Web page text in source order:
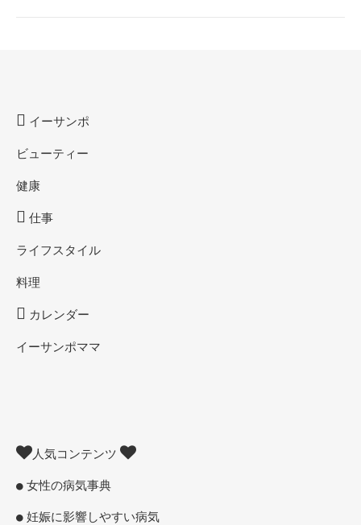
イーサンポ
ビューティー
健康
仕事
ライフスタイル
料理
カレンダー
イーサンポママ
人気コンテンツ
女性の病気事典
妊娠に影響しやすい病気